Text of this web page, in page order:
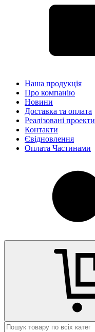
Наша продукція
Про компанію
Новини
Доставка та оплата
Реалізовані проекти
Контакти
Євідновлення
Оплата Частинами